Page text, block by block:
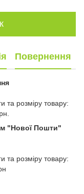
Повернення
та розміру товару:
"Нової Пошти"
та розміру товару: